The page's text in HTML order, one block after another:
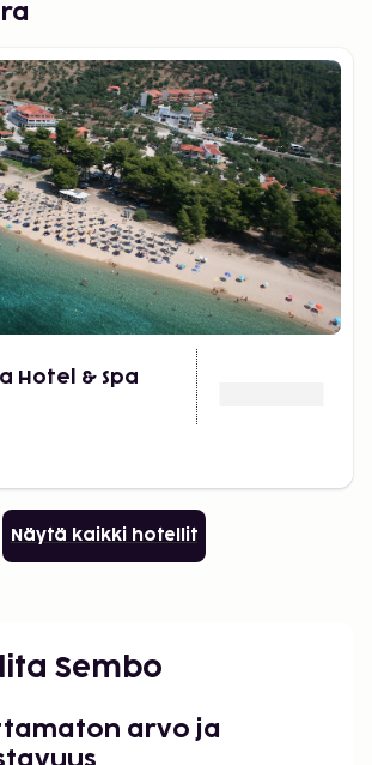
Hotel & Spa
Näytä kaikki hotellit
Sembo
arvo ja